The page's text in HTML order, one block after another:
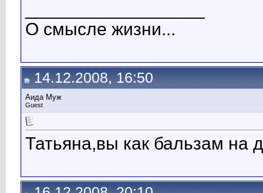
О смысле жизни...
14.12.2008, 16:50
Аида Муж
Guest
Татьяна,вы как бальзам на